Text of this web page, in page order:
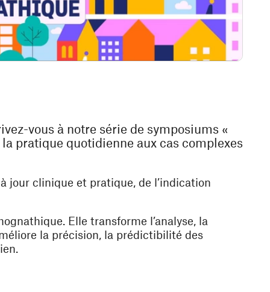
vous à notre série de symposiums «
pratique quotidienne aux cas complexes
jour clinique et pratique, de l’indication
Elle transforme l’analyse, la
la précision, la prédictibilité des